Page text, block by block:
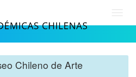
Chileno de Arte